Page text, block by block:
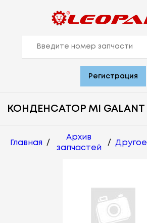
Регистрация
КОНДЕНСАТОР MI GALANT
Главная /
Архив
запчастей
/ Другое